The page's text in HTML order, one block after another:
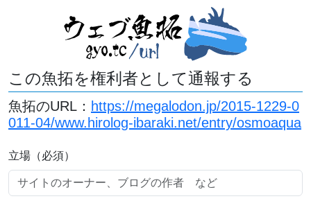
この魚拓を権利者として通報する
魚拓のURL： https://megalodon.jp/2015-1229-0
011-04/www.hirolog-ibaraki.net/entry/osmoaqua
立場（必須）